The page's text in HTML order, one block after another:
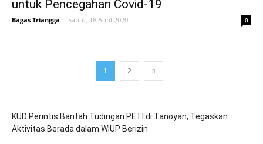
untuk Pencegahan Covid-19
Bagas Triangga - Sabtu, 18 April 2020 0
1 2
KUD Perintis Bantah Tudingan PETI di Tanoyan, Tegaskan
Aktivitas Berada dalam WIUP Berizin